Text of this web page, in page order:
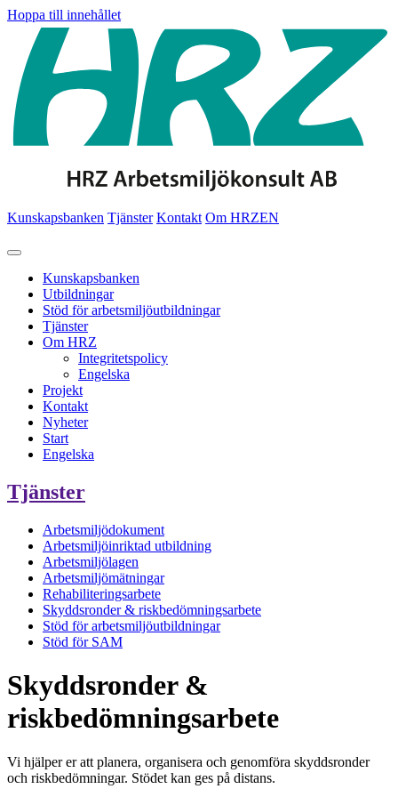
Hoppa till innehållet
Kunskapsbanken Tjänster Kontakt Om HRZEN
Kunskapsbanken
Utbildningar
Stöd för arbetsmiljöutbildningar
Tjänster
Om HRZ
Integritetspolicy
Engelska
Projekt
Kontakt
Nyheter
Start
Engelska
Tjänster
Arbetsmiljödokument
Arbetsmiljöinriktad utbildning
Arbetsmiljölagen
Arbetsmiljömätningar
Rehabiliteringsarbete
Skyddsronder & riskbedömningsarbete
Stöd för arbetsmiljöutbildningar
Stöd för SAM
Skyddsronder &
riskbedömningsarbete
Vi hjälper er att planera, organisera och genomföra skyddsronder
och riskbedömningar. Stödet kan ges på distans.